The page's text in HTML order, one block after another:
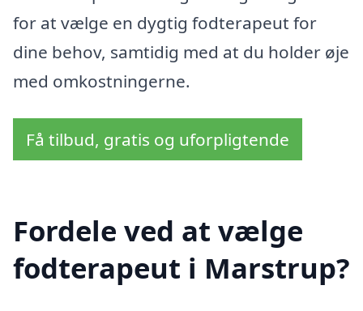
for at vælge en dygtig fodterapeut for
dine behov, samtidig med at du holder øje
med omkostningerne.
Få tilbud, gratis og uforpligtende
Fordele ved at vælge
fodterapeut i Marstrup?